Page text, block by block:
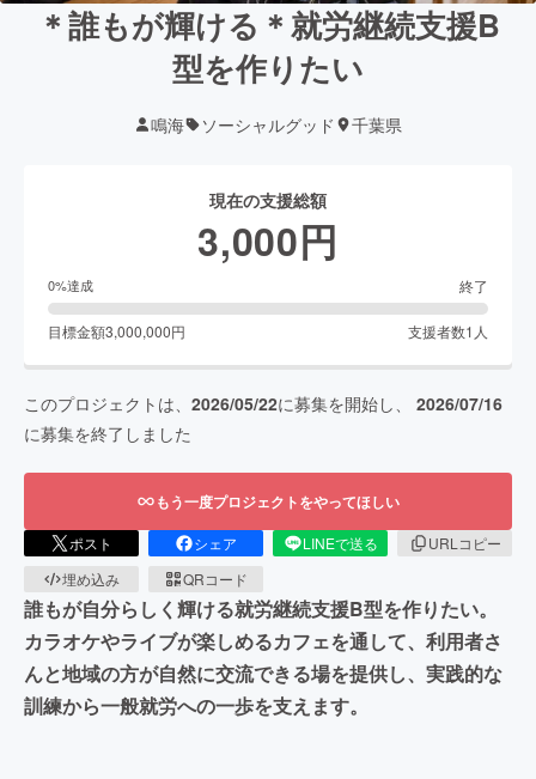
＊誰もが輝ける＊就労継続支援B
型を作りたい
鳴海 ソーシャルグッド 千葉県
現在の支援総額
3,000円
0%達成 終了
目標金額3,000,000円 支援者数1 人
このプロジェクトは、 2026/05/22に募集を開始し、 2026/07/16
に募集を終了しました
もう一度プロジェクトをやってほしい
ポスト シェア LINEで送る
URLコピー
埋め込み
QRコード
誰もが自分らしく輝ける就労継続支援B型を作りたい。
カラオケやライブが楽しめるカフェを通して、利用者さ
んと地域の方が自然に交流できる場を提供し、実践的な
訓練から一般就労への一歩を支えます。